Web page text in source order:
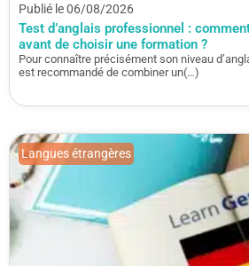
Publié le 06/08/2026
Test d’anglais professionnel :
avant de choisir une formation ?
Pour connaître précisément son niveau
est recommandé de combiner un(…)
Langues étrangères